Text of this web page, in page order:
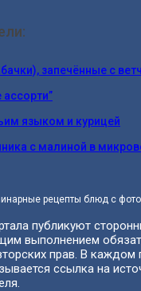
запечённые с
языком и курицей
с малиной в
рецепты блюд с
публикуют
выполнением
прав. В каждом
ссылка на